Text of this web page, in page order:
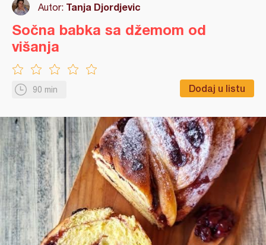
Autor: Tanja Djordjevic
90 min Dodaj u listu
Sočna babka sa džemom od
višanja